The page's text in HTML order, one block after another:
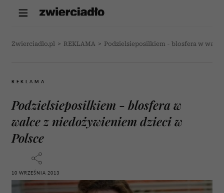
Zwierciadlo.pl > REKLAMA > Podzielsieposilkiem - blosfera w
REKLAMA
Podzielsieposilkiem - blosfera w
walce z niedożywieniem dzieci w
Polsce
10 WRZEŚNIA 2013